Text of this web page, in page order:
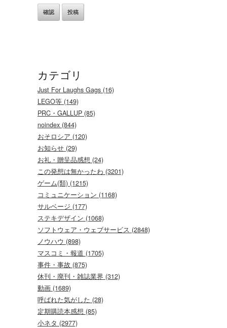
カテゴリ
Just For Laughs Gags (16)
LEGO等 (149)
PRC・GALLUP (85)
noindex (844)
おそロシア (120)
お知らせ (29)
お礼・贈呈品感想 (24)
この発想は無かったわ (3201)
ゲーム(類) (1215)
コミュニケーション (1168)
サルベージ (177)
ステキデザイン (1068)
ソフトウェア・ウェブサービス (2848)
ノウハウ (898)
マスコミ・報道 (1705)
事件・事故 (875)
休刊・廃刊・雑誌業界 (312)
動画 (1689)
呼ばれた気がした (28)
定期購読本感想 (85)
小ネタ (2977)